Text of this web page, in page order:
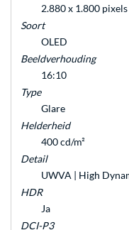
2.880 x 1.800 pixels
Soort
OLED
Beeldverhouding
16:10
Type
Glare
Helderheid
400 cd/m²
Detail
UWVA | High
HDR
Ja
DCI-P3